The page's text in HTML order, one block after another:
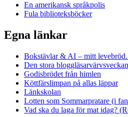
En amerikansk språkpolis
Fula biblioteksböcker
Egna länkar
Bokstävlar & AI – mitt
Den stora bloggläsarvärvsveckan
Godisbrödet från himlen
Köttfärslimpan på allas läppar
Länkskolan
Lotten som Sommarpratare (i
Vad ska du laga för mat idag?